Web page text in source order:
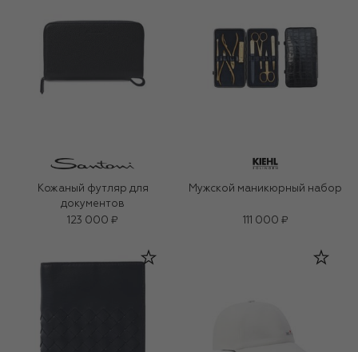
Кожаный футляр для
документов
123 000 ₽
Мужской маникюрный набор
111 000 ₽